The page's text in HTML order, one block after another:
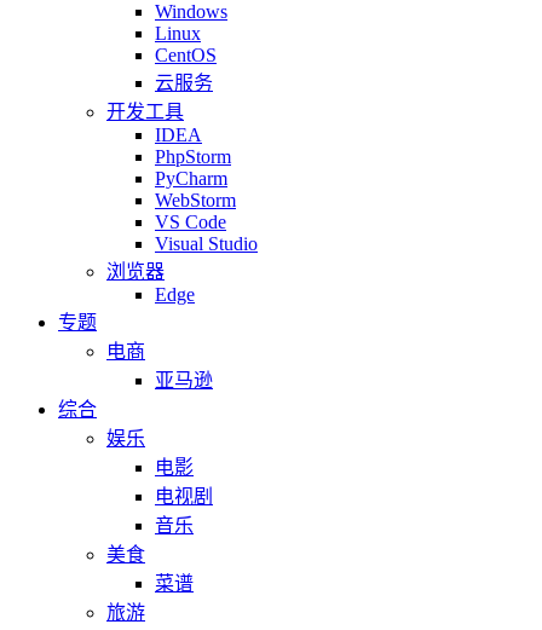
Windows
Linux
CentOS
云服务
开发工具
IDEA
PhpStorm
PyCharm
WebStorm
VS Code
Visual Studio
浏览器
Edge
专题
电商
亚马逊
综合
娱乐
电影
电视剧
音乐
美食
菜谱
旅游